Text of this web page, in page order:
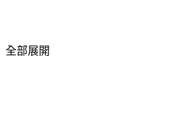
全部展開